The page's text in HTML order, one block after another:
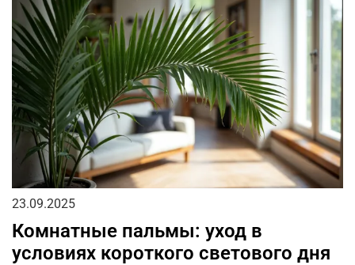
23.09.2025
Комнатные пальмы: уход в
условиях короткого светового дня